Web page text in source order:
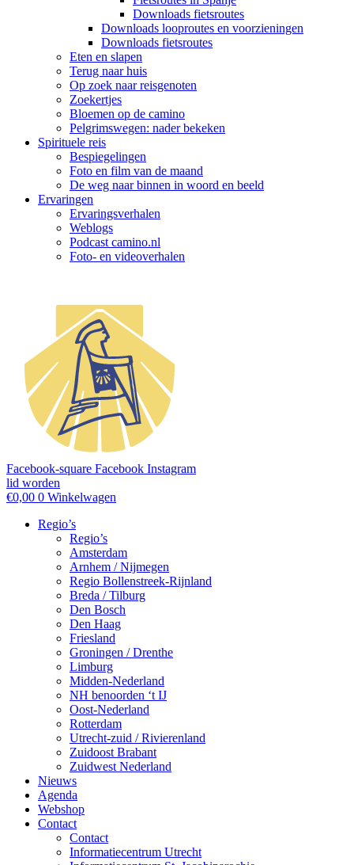
Downloads fietsroutes
Downloads looproutes en voorzieningen
Downloads fietsroutes
Eten en slapen
Terug naar huis
Op zoek naar reisgenoten
Zoekertjes
Bloemen op de camino
Pelgrimswegen: nader bekeken
Spirituele reis
Bespiegelingen
Foto en film van de maand
De weg naar binnen in woord en beeld
Ervaringen
Ervaringsverhalen
Weblogs
Podcast camino.nl
Foto- en videoverhalen
Facebook-square Facebook Instagram
lid worden
€0,00 0 Winkelwagen
Regio’s
Regio’s
Amsterdam
Arnhem / Nijmegen
Regio Bollenstreek-Rijnland
Breda / Tilburg
Den Bosch
Den Haag
Friesland
Groningen / Drenthe
Limburg
Midden-Nederland
NH benoorden ‘t IJ
Oost-Nederland
Rotterdam
Utrecht-zuid / Rivierenland
Zuidoost Brabant
Zuidwest Nederland
Nieuws
Agenda
Webshop
Contact
Contact
Informatiecentrum Utrecht